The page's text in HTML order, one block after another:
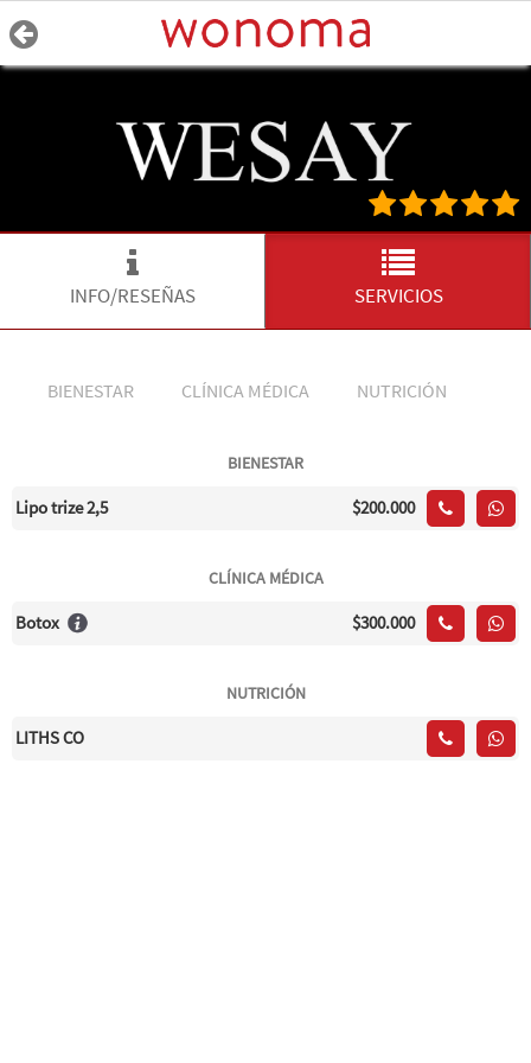
INFO/RESEÑAS SERVICIOS
BIENESTAR CLÍNICA MÉDICA NUTRICIÓN
BIENESTAR
Lipo trize 2,5 $200.000
CLÍNICA MÉDICA
Botox $300.000
NUTRICIÓN
LITHS CO